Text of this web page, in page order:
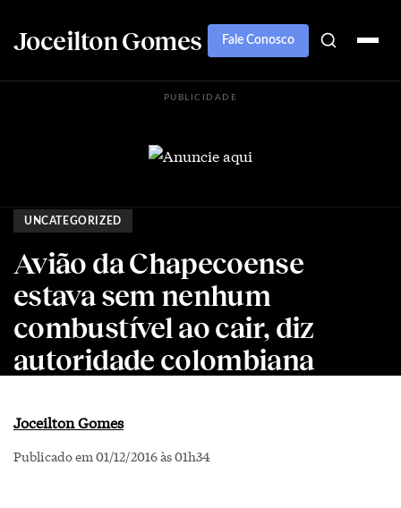
Joceilton Gomes Fale Conosco
PUBLICIDADE
UNCATEGORIZED
Avião da Chapecoense
estava sem nenhum
combustível ao cair, diz
autoridade colombiana
Joceilton Gomes
Publicado em 01/12/2016 às 01h34